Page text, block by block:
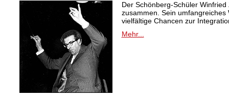
Der Schönberg-Schüler
zusammen. Sein
vielfältige Chancen zur
Mehr...